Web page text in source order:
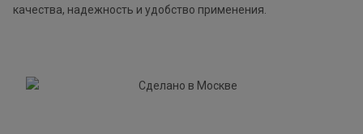
качества, надежность и удобство применения.